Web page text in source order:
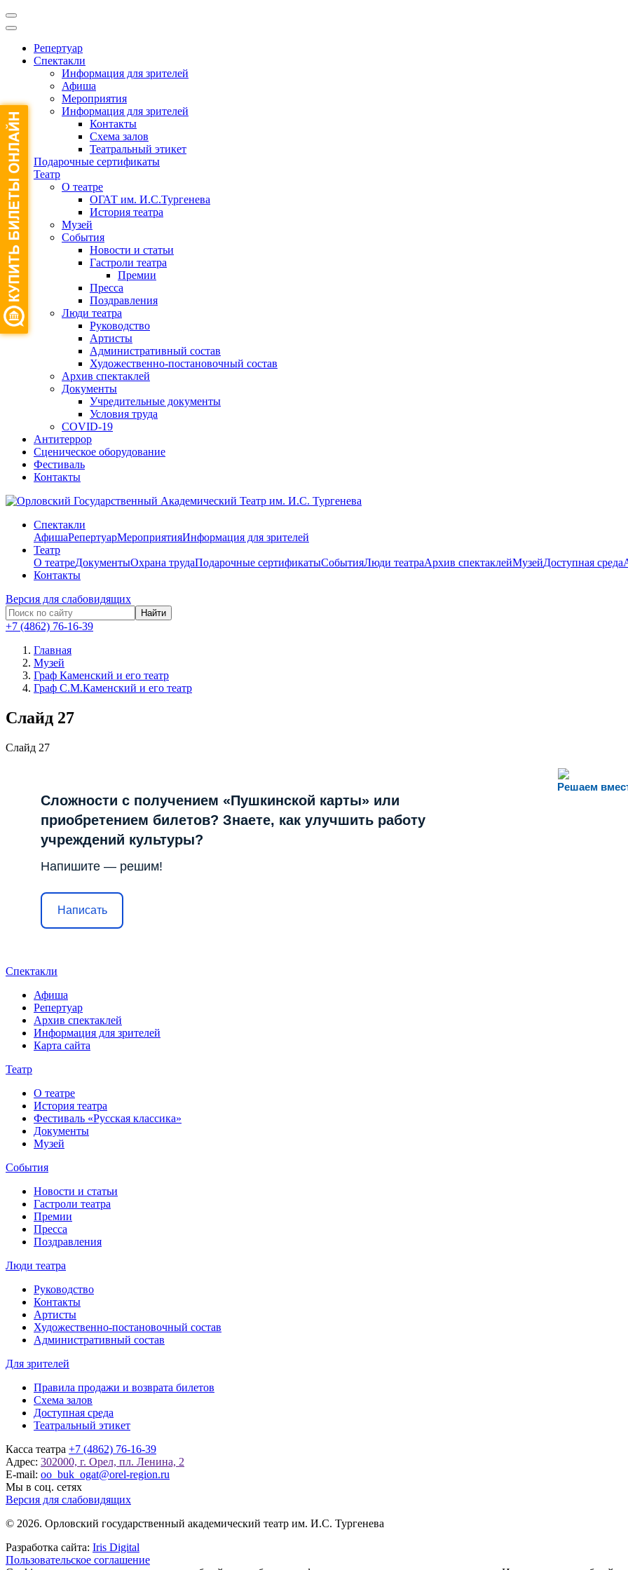
Репертуар
Спектакли
Информация для зрителей
Афиша
Мероприятия
Информация для зрителей
Контакты
Схема залов
Театральный этикет
Подарочные сертификаты
Театр
О театре
ОГАТ им. И.С.Тургенева
История театра
Музей
События
Новости и статьи
Гастроли театра
Премии
Пресса
Поздравления
Люди театра
Руководство
Артисты
Административный состав
Художественно-постановочный состав
Архив спектаклей
Документы
Учредительные документы
Условия труда
COVID-19
Антитеррор
Сценическое оборудование
Фестиваль
Контакты
Спектакли
АфишаРепертуарМероприятияИнформация для зрителей
Театр
О театреДокументыОхрана трудаПодарочные сертификатыСобытияЛюди театраАрхив спектаклейМузейДоступная среда
Контакты
Версия для слабовидящих
Найти
+7 (4862) 76-16-39
Главная
Музей
Граф Каменский и его театр
Граф С.М.Каменский и его театр
Слайд 27
Слайд 27
Решаем
Сложности с получением «Пушкинской карты» или
приобретением билетов? Знаете, как улучшить работу
учреждений культуры?
Напишите — решим!
Написать
Спектакли
Афиша
Репертуар
Архив спектаклей
Информация для зрителей
Карта сайта
Театр
О театре
История театра
Фестиваль «Русская классика»
Документы
Музей
События
Новости и статьи
Гастроли театра
Премии
Пресса
Поздравления
Люди театра
Руководство
Контакты
Артисты
Художественно-постановочный состав
Административный состав
Для зрителей
Правила продажи и возврата билетов
Схема залов
Доступная среда
Театральный этикет
Касса театра +7 (4862) 76-16-39
Адрес: 302000, г. Орел, пл. Ленина, 2
E-mail: oo_buk_ogat@orel-region.ru
Мы в соц. сетях
Версия для слабовидящих
© 2026. Орловский государственный академический театр им. И.С. Тургенева
Разработка сайта: Iris Digital
Пользовательское соглашение